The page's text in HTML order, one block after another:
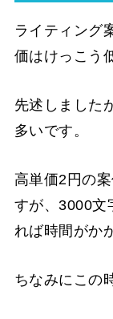
ライティング
価はけっこう
先述しました
多いです。
高単価2円の
すが、3000文
れば時間がか
ちなみにこの